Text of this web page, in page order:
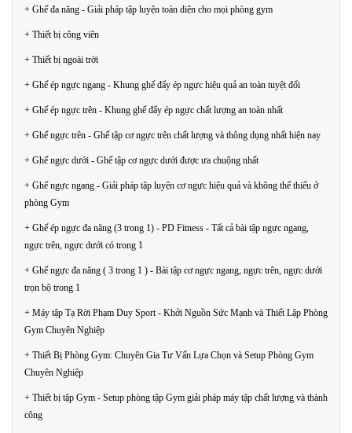
+ Ghế đa năng - Giải pháp tập luyện toàn diện cho mọi phòng gym
+ Thiết bị công viên
+ Thiết bị ngoài trời
+ Ghế ép ngực ngang - Khung ghế đẩy ép ngực hiệu quả an toàn tuyệt đối
+ Ghế ép ngực trên - Khung ghế đẩy ép ngực chất lượng an toàn nhất
+ Ghế ngực trên - Ghế tập cơ ngực trên chất lượng và thông dụng nhất hiện nay
+ Ghế ngực dưới - Ghế tập cơ ngực dưới được ưa chuộng nhất
+ Ghế ngực ngang - Giải pháp tập luyện cơ ngực hiệu quả và không thể thiếu ở
phòng Gym
+ Ghế ép ngực đa năng (3 trong 1) - PD Fitness - Tất cả bài tập ngực ngang,
ngực trên, ngực dưới có trong 1
+ Ghế ngực đa năng ( 3 trong 1 ) - Bài tập cơ ngực ngang, ngực trên, ngực dưới
trọn bộ trong 1
+ Máy tập Tạ Rời Phạm Duy Sport - Khởi Nguồn Sức Mạnh và Thiết Lập Phòng
Gym Chuyên Nghiệp
+ Thiết Bị Phòng Gym: Chuyên Gia Tư Vấn Lựa Chọn và Setup Phòng Gym
Chuyên Nghiệp
+ Thiết bị tập Gym - Setup phòng tập Gym giải pháp máy tập chất lượng và thành
công